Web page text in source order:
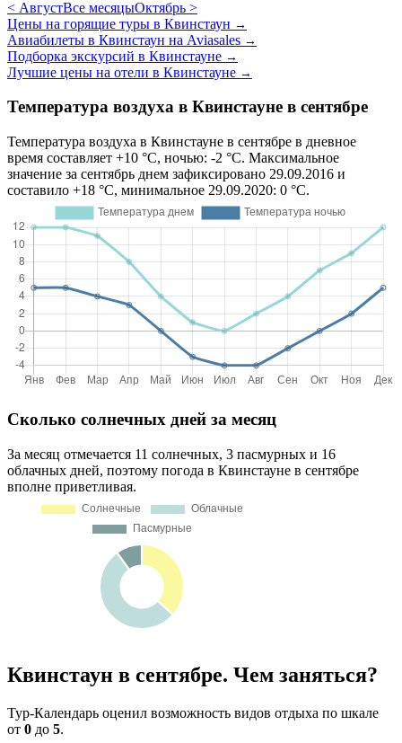
< АвгустВсе месяцыОктябрь >
Цены на горящие туры в Квинстаун →
Авиабилеты в Квинстаун на Aviasales →
Подборка экскурсий в Квинстауне →
Лучшие цены на отели в Квинстауне →
Температура воздуха в Квинстауне в сентябре
Температура воздуха в Квинстауне в сентябре в дневное
время составляет +10 °C, ночью: -2 °C. Максимальное
значение за сентябрь днем зафиксировано 29.09.2016 и
составило +18 °C, минимальное 29.09.2020: 0 °C.
Сколько солнечных дней за месяц
За месяц отмечается 11 солнечных, 3 пасмурных и 16
облачных дней, поэтому погода в Квинстауне в сентябре
вполне приветливая.
Квинстаун в сентябре. Чем заняться?
Тур-Календарь оценил возможность видов отдыха по шкале
от 0 до 5.